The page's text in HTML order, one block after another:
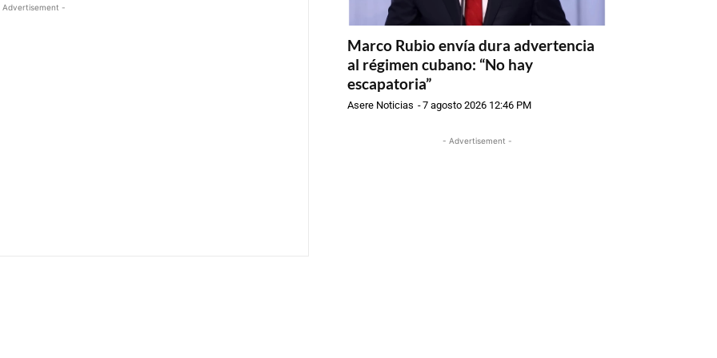
-
Marco Rubio envía dura advertencia
al régimen cubano: “No hay
escapatoria”
Asere Noticias -7 agosto 2026 12:46 PM
- Advertisement -